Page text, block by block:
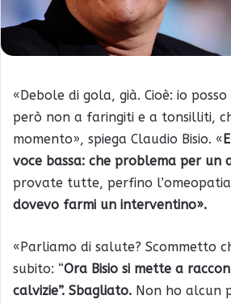
«Debole di gola, già. Cioè: io
però non a faringiti e a tonsilliti,
momento», spiega Claudio Bisio. «
voce bassa: che problema per un
provate tutte, perfino
dovevo farmi un interventino».
«Parliamo di salute? Scommetto
subito: “Ora Bisio si mette a
calvizie”. Sbagliato. Non ho alcun